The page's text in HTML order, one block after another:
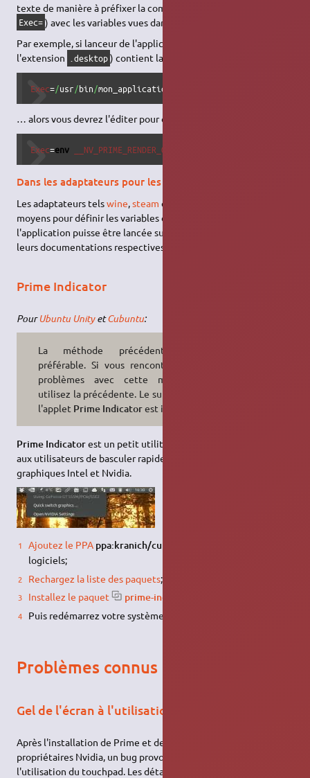
texte de manière à préfixer la commande de lancement (ligne
Exec= ) avec les variables vues dans la section précédente.
Par exemple, si lanceur de l'application (un fichier avec
l'extension
.desktop ) contient la ligne :
Exec=/usr/bin/mon_application
… alors vous devrez l'éditer pour obtenir :
Exec=env __NV_PRIME_RENDER_OFFLOAD
Dans les adaptateurs pour les application et jeux
Les adaptateurs telswine,steam ou
moyens pour définir les variables d'environnement afin que
l'application puisse être lancée sur le dGPU. Référez-vous à
leurs documentations respectives.
Prime Indicator
PourUbuntu UnityetCubuntu:
La méthode précédente est
préférable. Si vous rencontrez des
problèmes avec cette méthode,
utilisez la précédente. Le support de
l'applet Prime Indicatorest inconnu.
Prime Indicatorest un petit utilitaire pour Ubuntu qui permet
aux utilisateurs de basculer rapidement entre les cartes
graphiques Intel et Nvidia.
Ajoutez le PPA ppa:kranich/cubuntu
logiciels;
Rechargez la liste des paquets;
Installez le paquet
prime-indicator
Puis redémarrez votre système.
Problèmes connus
Gel de l'écran à l'utilisation du touchpad
Après l'installation de Prime et des derniers pilotes
propriétaires Nvidia, un bug provoquerait un gel de l'écran à
l'utilisation du touchpad. Les détails et témoignages sur